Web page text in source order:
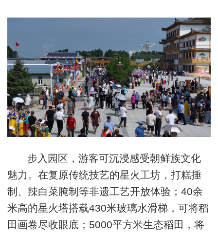
步入园区，游客可沉浸感受朝鲜族文化
魅力。在复原传统技艺的星火工坊，打糕捶
制、辣白菜腌制等非遗工艺开放体验；40余
米高的星火塔搭载430米玻璃水滑梯，可将稻
田画卷尽收眼底；5000平方米生态稻田，将